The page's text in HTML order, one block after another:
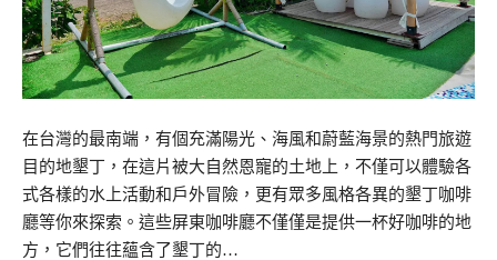
在台灣的最南端，有個充滿陽光、海風和蔚藍海景的熱門旅遊
目的地墾丁，在這片被大自然恩寵的土地上，不僅可以體驗各
式各樣的水上活動和戶外冒險，更有眾多風格各異的墾丁咖啡
廳等你來探索。這些屏東咖啡廳不僅僅是提供一杯好咖啡的地
方，它們往往蘊含了墾丁的…